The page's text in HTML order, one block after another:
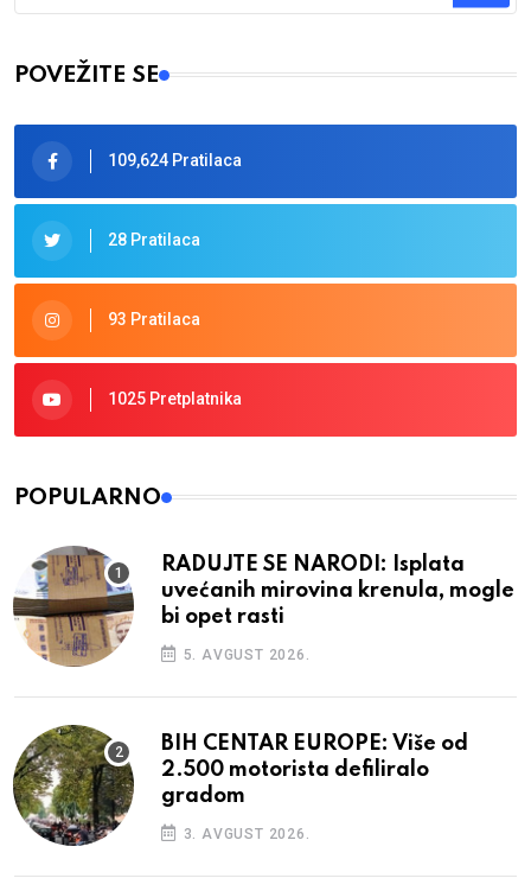
Type 2 or more characters for results.
POVEŽITE SE
109,624 Pratilaca
28 Pratilaca
93 Pratilaca
1025 Pretplatnika
POPULARNO
RADUJTE SE NARODI: Isplata
uvećanih mirovina krenula, mogle
bi opet rasti
5. AVGUST 2026.
BIH CENTAR EUROPE: Više od
2.500 motorista defiliralo
gradom
3. AVGUST 2026.